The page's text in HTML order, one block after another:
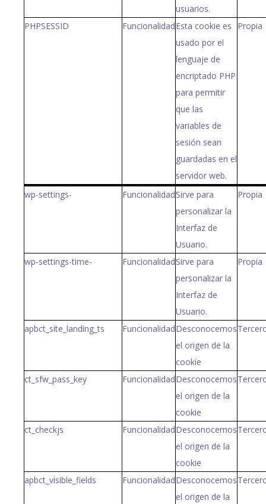
usuarios.
PHPSESSID FuncionalidadEsta cookie es
usado por el
lenguaje de
encriptado PHP
para permitir
que las
variables de
sesión sean
guardadas en el
servidor web.
Propia
wp-settings- FuncionalidadSirve para
personalizar la
Interfaz de
Usuario.
Propia
wp-settings-time- FuncionalidadSirve para
personalizar la
Interfaz de
Usuario.
Propia
apbct_site_landing_ts FuncionalidadDesconocemos
el origen de la
cookie
ct_sfw_pass_key FuncionalidadDesconocemos
el origen de la
cookie
ct_checkjs FuncionalidadDesconocemos
el origen de la
cookie
apbct_visible_fields FuncionalidadDesconocemos
el origen de la